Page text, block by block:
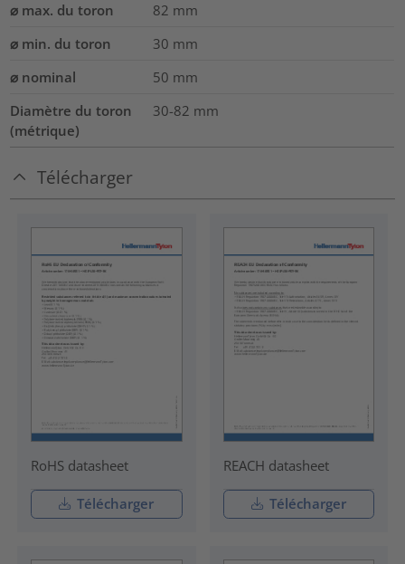
⌀ max. du toron 82 mm
⌀ min. du toron
30 mm
⌀ nominal
50 mm
Diamètre du toron
(métrique)
30-82 mm
Télécharger
RoHS datasheet
Télécharger
REACH datasheet
Télécharger